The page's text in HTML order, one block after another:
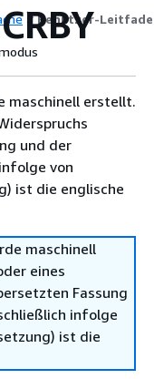
Benutzer-
maschinell erstellt.
und der
von
ist die englische
maschinell
eines
Fassung
infolge
ist die